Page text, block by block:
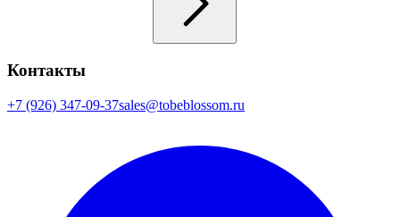
Контакты
+7 (926) 347-09-37sales@tobeblossom.ru